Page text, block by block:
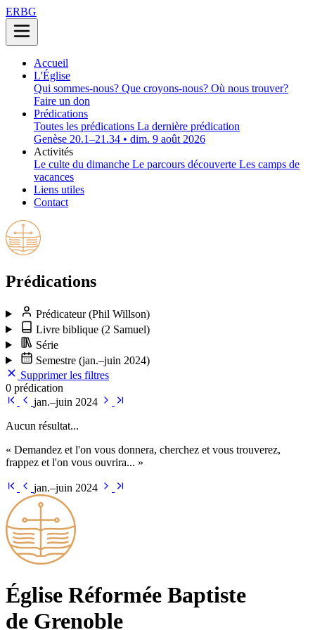
ERBG
Accueil
L'Église
Qui sommes-nous? Que croyons-nous? Où nous trouver?
Faire un don
Prédications
Toutes les prédications La dernière prédication
Genèse 20.1–21.34 • dim. 9 août 2026
Activités
Le culte du dimanche Le parcours découverte Les camps de
vacances
Liens utiles
Contact
Prédications
Prédicateur(Phil Willson)
Livre biblique (2 Samuel)
Série
Semestre (jan.–juin 2024)
Supprimer les filtres
0 prédication
jan.–juin 2024
Aucun résultat...
« Demandez et l'on vous donnera, cherchez et vous trouverez,
frappez et l'on vous ouvrira... »
jan.–juin 2024
Église Ré­for­mée Bap­tiste
de Grenoble